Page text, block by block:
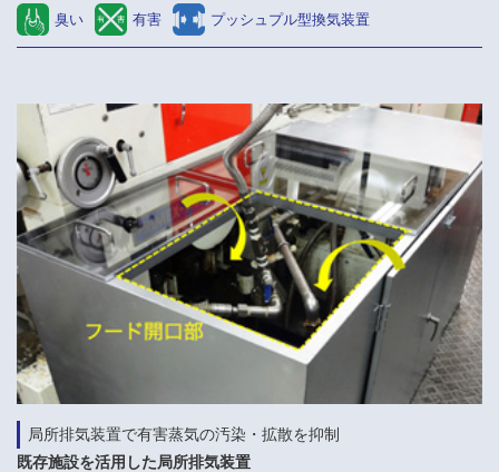
臭い 有害 プッシュプル型換気装置
局所排気装置で有害蒸気の汚染・拡散を抑制
既存施設を活用した局所排気装置